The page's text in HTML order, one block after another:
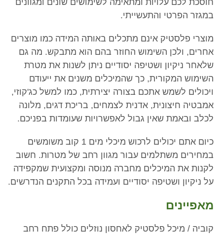
במגזר הפרטי והתעשייתי.
מוצרי פלסטיק אינם מתכלים באותה המידה כמו מוצרים
אחרים, ולכן השימוש החוזר בהם הוא מתבקש. מה גם
שלאחר ניקיון ושטיפה יסודיים ניתן לשנות את מטרת
השימוש המקורית, כך שהמיכלים משנים את ייעודם
ויכולים לשמש אתכם בצורה יצירתית, כמו למשל כג'קוזי,
אמבטיה חיצונית, אדנית לצמחים, בריכת דגים, מלונה
לכלב ובאמת שאין גבול לאפשרויות שעומדות בפניכם.
כיום אתם יכולים לרכוש מיכלי מים 1 קוב משומשים
במחירים משתלמים עבור מגוון רחב של מטרות. חשוב
לקנות את המיכלים מחברה מנוסה ומקצועית שמקפידה
על ניקיון ושטיפה יסודיים ועמידה בכל התקנים הנדרשים.
מאפיינים
קוביה / מיכל פלסטיק לאחסון נוזלים כולל פתח רחב